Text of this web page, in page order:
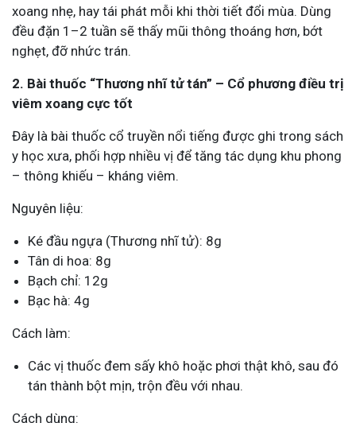
xoang nhẹ, hay tái phát mỗi khi thời tiết đổi mùa. Dùng
đều đặn 1–2 tuần sẽ thấy mũi thông thoáng hơn, bớt
nghẹt, đỡ nhức trán.
2. Bài thuốc “Thương nhĩ tử tán” – Cổ phương điều trị
viêm xoang cực tốt
Đây là bài thuốc cổ truyền nổi tiếng được ghi trong sách
y học xưa, phối hợp nhiều vị để tăng tác dụng khu phong
– thông khiếu – kháng viêm.
Nguyên liệu:
Ké đầu ngựa (Thương nhĩ tử): 8g
Tân di hoa: 8g
Bạch chỉ: 12g
Bạc hà: 4g
Cách làm:
Các vị thuốc đem sấy khô hoặc phơi thật khô, sau đó
tán thành bột mịn, trộn đều với nhau.
Cách dùng: